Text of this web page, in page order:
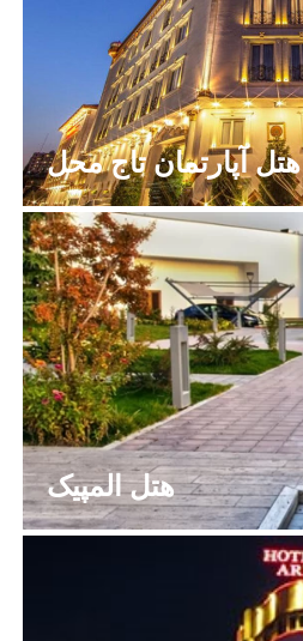
هتل آپارتمان تاج محل
هتل المپیک